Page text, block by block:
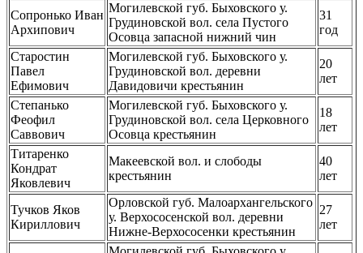
Сопронько Иван
Архипович
Могилевской губ. Быховского у.
Грудиновской вол. села Пустого
Осовца запасной нижний чин
31
год
Старостин
Павел
Ефимович
Могилевской губ. Быховского у.
Грудиновской вол. деревни
Давидовичи крестьянин
20
лет
Степанько
Феофил
Саввович
Могилевской губ. Быховского у.
Грудиновской вол. села Церковного
Осовца крестьянин
18
лет
Титаренко
Кондрат
Яковлевич
Макеевской вол. и слободы
крестьянин
40
лет
Тучков Яков
Кириллович
Орловской губ. Малоархангельского
у. Верхососенской вол. деревни
Нижне-Верхососенки крестьянин
27
лет